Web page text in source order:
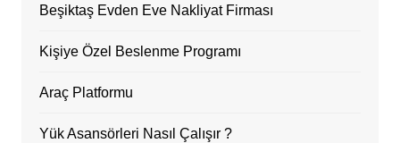
Beşiktaş Evden Eve Nakliyat Firması
Kişiye Özel Beslenme Programı
Araç Platformu
Yük Asansörleri Nasıl Çalışır ?